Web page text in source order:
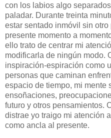
con los labios algo
paladar. Durante treinta
estar sentado inmóvil sin
presente momento a
ello trato de centrar mi
modificarla de ningún modo.
inspiración-espiración como
personas que caminan
espacio de tiempo, mi mente
ensoñaciones,
futuro y otros pensamientos.
distrae yo traigo mi atención
como ancla al presente.